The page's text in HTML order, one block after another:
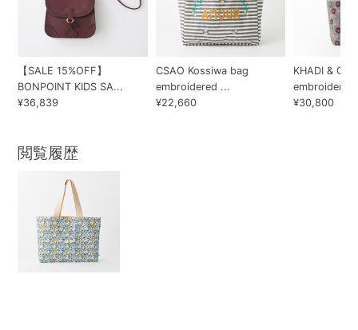
【SALE 15%OFF】
BONPOINT KIDS SA...
¥36,839
CSAO Kossiwa bag
embroidered ...
¥22,660
KHADI & CO
embroidery...
¥30,800
閲覧履歴